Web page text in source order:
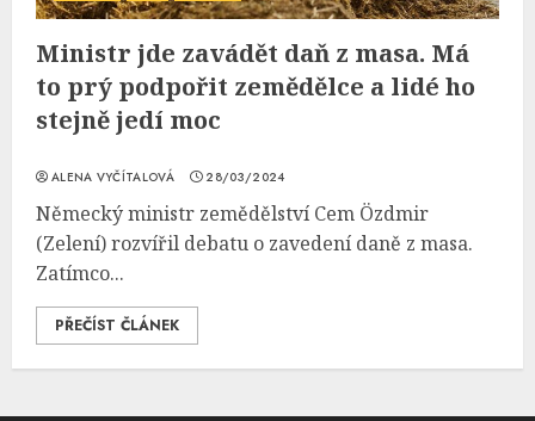
Ministr jde zavádět daň z masa. Má
to prý podpořit zemědělce a lidé ho
stejně jedí moc
ALENA VYČÍTALOVÁ 28/03/2024
Německý ministr zemědělství Cem Özdmir
(Zelení) rozvířil debatu o zavedení daně z masa.
Zatímco...
PŘEČÍST ČLÁNEK